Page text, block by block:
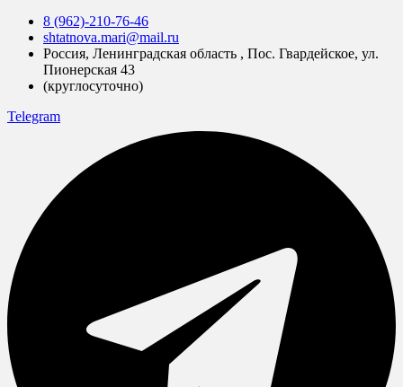
8 (962)-210-76-46
shtatnova.mari@mail.ru
Россия, Ленинградская область , Пос. Гвардейское, ул.
Пионерская 43
(круглосуточно)
Telegram